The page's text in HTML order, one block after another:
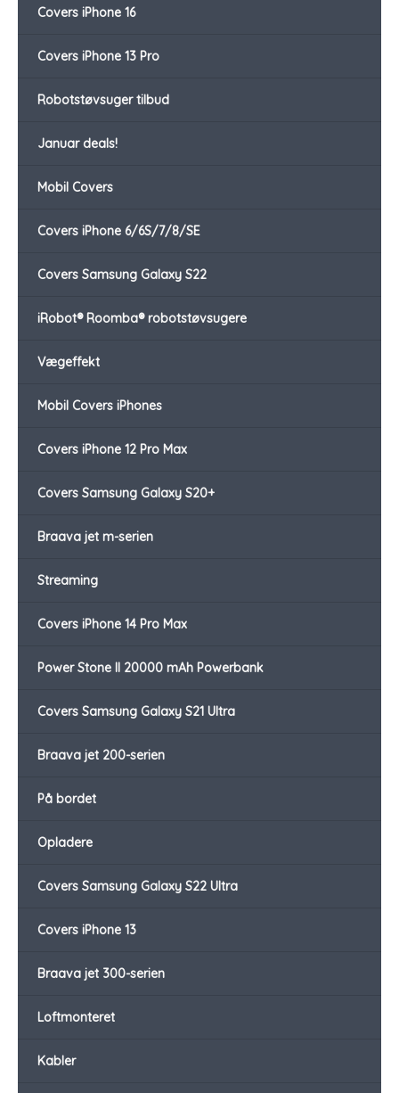
Covers iPhone 16
Covers iPhone 13 Pro
Robotstøvsuger tilbud
Januar deals!
Mobil Covers
Covers iPhone 6/6S/7/8/SE
Covers Samsung Galaxy S22
iRobot® Roomba® robotstøvsugere
Vægeffekt
Mobil Covers iPhones
Covers iPhone 12 Pro Max
Covers Samsung Galaxy S20+
Braava jet m-serien
Streaming
Covers iPhone 14 Pro Max
Power Stone II 20000 mAh Powerbank
Covers Samsung Galaxy S21 Ultra
Braava jet 200-serien
På bordet
Opladere
Covers Samsung Galaxy S22 Ultra
Covers iPhone 13
Braava jet 300-serien
Loftmonteret
Kabler